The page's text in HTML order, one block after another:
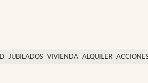
JUBILADOS VIVIENDA ALQUILER